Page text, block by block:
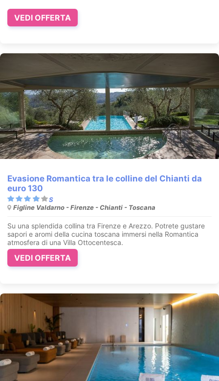
VEDI OFFERTA
Evasione Romantica tra le colline del Chianti da
euro 130
Figline Valdarno - Firenze - Chianti - Toscana
Su una splendida collina tra Firenze e Arezzo. Potrete gustare
sapori e aromi della cucina toscana immersi nella Romantica
atmosfera di una Villa Ottocentesca.
VEDI OFFERTA